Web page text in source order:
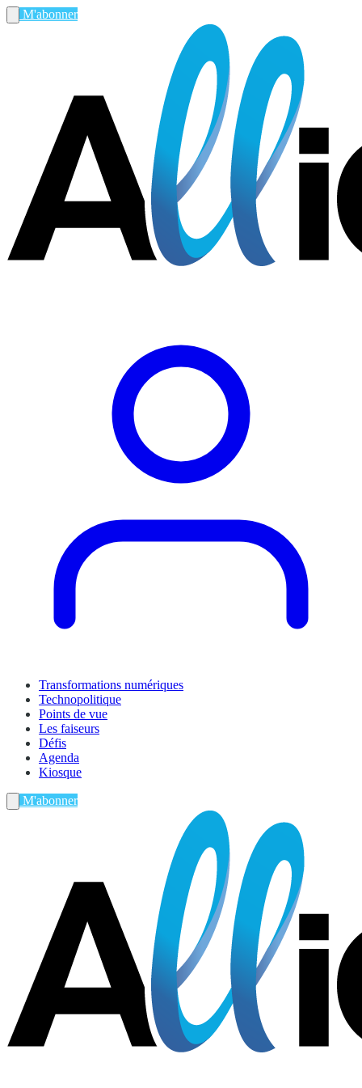
M'abonner
Transformations numériques
Technopolitique
Points de vue
Les faiseurs
Défis
Agenda
Kiosque
M'abonner